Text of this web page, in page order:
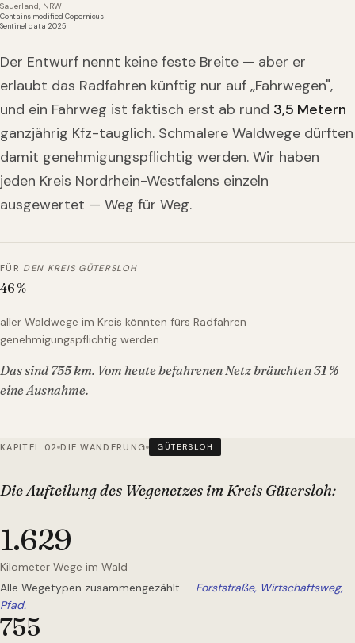
Sauerland, NRW
Contains modified Copernicus
Sentinel data 2025
Der Entwurf nennt keine feste Breite — aber er
erlaubt das Radfahren künftig nur auf „Fahrwegen",
und ein Fahrweg ist faktisch erst ab rund 3,5 Metern
ganzjährig Kfz-tauglich. Schmalere Waldwege dürften
damit genehmigungspflichtig werden. Wir haben
jeden Kreis Nordrhein-Westfalens einzeln
ausgewertet — Weg für Weg.
FÜR DEN KREIS GÜTERSLOH
46 %
aller Waldwege im Kreis könnten fürs Radfahren
genehmigungspflichtig werden.
Das sind 755km. Vom heute befahrenen Netz bräuchten31 %
eine Ausnahme.
KAPITEL 02 DIE WANDERUNG GÜTERSLOH
Die Aufteilung des Wegenetzes im Kreis Gütersloh:
1.629
Kilometer Wege im Wald
Alle Wegetypen zusammengezählt — Forststraße, Wirtschaftsweg,
Pfad.
755